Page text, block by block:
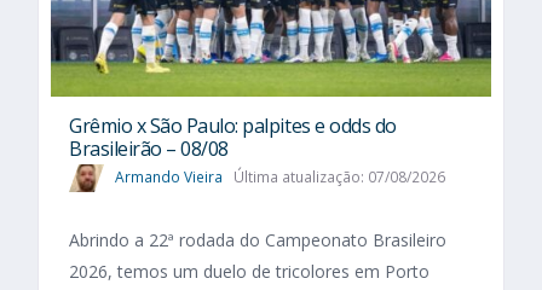
Grêmio x São Paulo: palpites e odds do
Brasileirão – 08/08
Armando Vieira Última atualização: 07/08/2026
Abrindo a 22ª rodada do Campeonato Brasileiro
2026, temos um duelo de tricolores em Porto